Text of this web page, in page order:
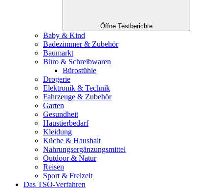
Öffne Testberichte
Baby & Kind
Badezimmer & Zubehör
Baumarkt
Büro & Schreibwaren
Bürostühle
Drogerie
Elektronik & Technik
Fahrzeuge & Zubehör
Garten
Gesundheit
Haustierbedarf
Kleidung
Küche & Haushalt
Nahrungsergänzungsmittel
Outdoor & Natur
Reisen
Sport & Freizeit
Das TSO-Verfahren